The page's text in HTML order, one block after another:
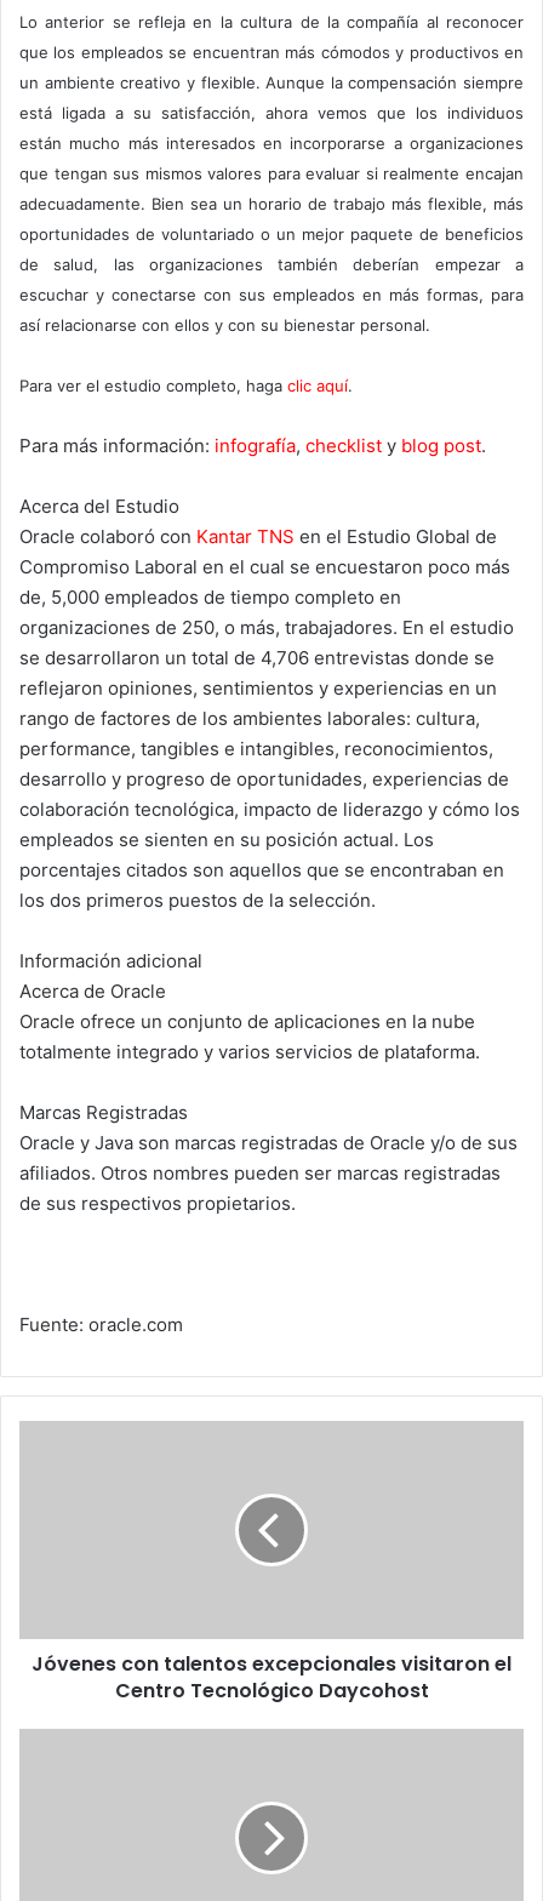
Lo anterior se refleja en la cultura de la compañía al reconocer
que los empleados se encuentran más cómodos y productivos en
un ambiente creativo y flexible. Aunque la compensación siempre
está ligada a su satisfacción, ahora vemos que los individuos
están mucho más interesados en incorporarse a organizaciones
que tengan sus mismos valores para evaluar si realmente encajan
adecuadamente. Bien sea un horario de trabajo más flexible, más
oportunidades de voluntariado o un mejor paquete de beneficios
de salud, las organizaciones también deberían empezar a
escuchar y conectarse con sus empleados en más formas, para
así relacionarse con ellos y con su bienestar personal.
Para ver el estudio completo, haga clic aquí.
Para más información: infografía, checklist y blog post.
Acerca del Estudio
Oracle colaboró con Kantar TNS en el Estudio Global de
Compromiso Laboral en el cual se encuestaron poco más
de, 5,000 empleados de tiempo completo en
organizaciones de 250, o más, trabajadores. En el estudio
se desarrollaron un total de 4,706 entrevistas donde se
reflejaron opiniones, sentimientos y experiencias en un
rango de factores de los ambientes laborales: cultura,
performance, tangibles e intangibles, reconocimientos,
desarrollo y progreso de oportunidades, experiencias de
colaboración tecnológica, impacto de liderazgo y cómo los
empleados se sienten en su posición actual. Los
porcentajes citados son aquellos que se encontraban en
los dos primeros puestos de la selección.
Información adicional
Acerca de Oracle
Oracle ofrece un conjunto de aplicaciones en la nube
totalmente integrado y varios servicios de plataforma.
Marcas Registradas
Oracle y Java son marcas registradas de Oracle y/o de sus
afiliados. Otros nombres pueden ser marcas registradas
de sus respectivos propietarios.
Fuente: oracle.com
Daycohost
Jóvenes con talentos excepcionales visitaron el
Centro Tecnológico Daycohost